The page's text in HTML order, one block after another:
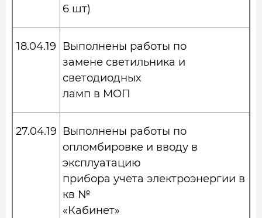
6 шт)
18.04.19
Выполнены работы по
замене светильника и
светодиодных
ламп в МОП
27.04.19 Выполнены работы по
опломбировке и вводу в
эксплуатацию
прибора учета электроэнергии в
кв №
«Кабинет»